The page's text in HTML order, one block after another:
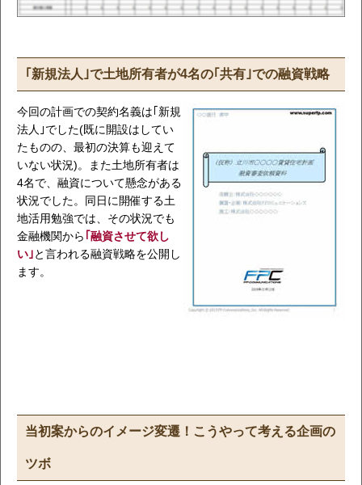
｢新規法人｣で土地所有者が4名の｢共有｣での融資戦略
今回の計画での契約名義は｢新規
法人｣でした(既に開設はしてい
たものの、最初の決算も迎えて
いない状況)。また土地所有者は
4名で、融資について懸念がある
状況でした。同日に開催する土
地活用勉強では、その状況でも
金融機関から ｢融資させて欲し
い｣と言われる融資戦略を公開し
ます。
当初案からのイメージ変遷！こうやって考える企画の
ツボ